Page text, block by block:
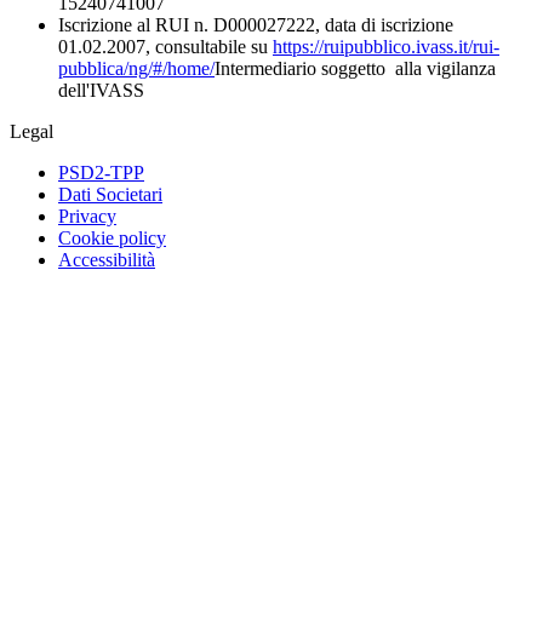
Iscrizione al RUI n. D000027222, data di iscrizione
01.02.2007, consultabile su https://ruipubblico.ivass.it/rui-
pubblica/ng/#/home/Intermediario soggetto alla vigilanza
dell'IVASS
Legal
PSD2-TPP
Dati Societari
Privacy
Cookie policy
Accessibilità